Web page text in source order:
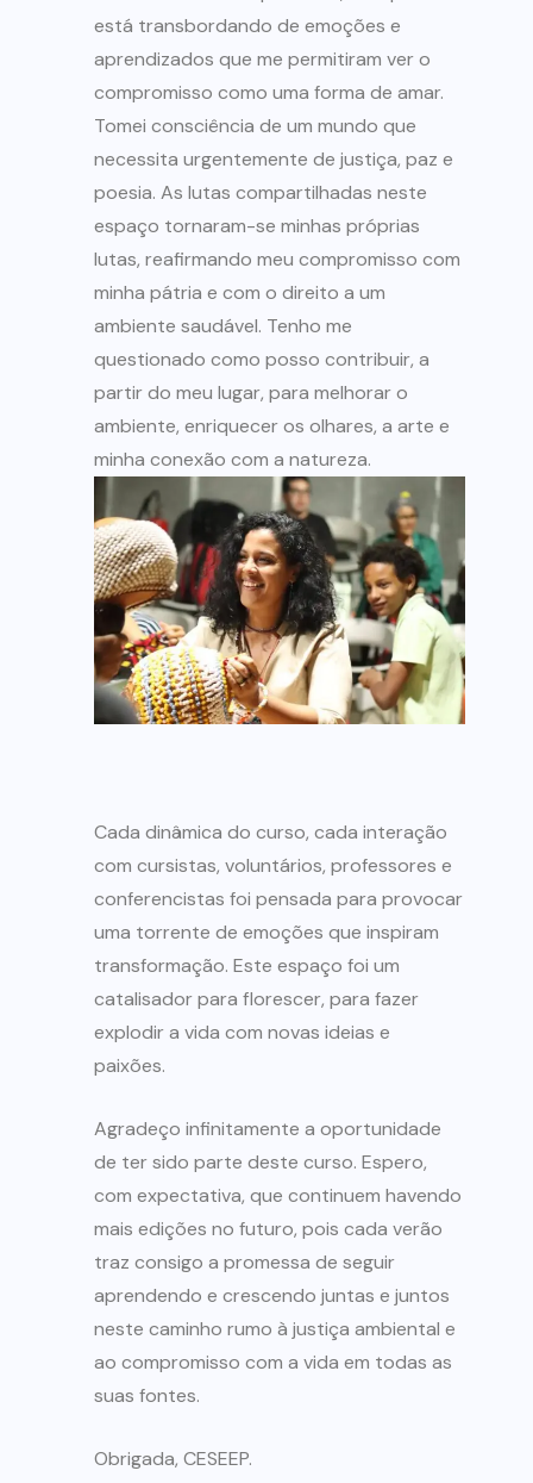
está transbordando de emoções e
aprendizados que me permitiram ver o
compromisso como uma forma de amar.
Tomei consciência de um mundo que
necessita urgentemente de justiça, paz e
poesia. As lutas compartilhadas neste
espaço tornaram-se minhas próprias
lutas, reafirmando meu compromisso com
minha pátria e com o direito a um
ambiente saudável. Tenho me
questionado como posso contribuir, a
partir do meu lugar, para melhorar o
ambiente, enriquecer os olhares, a arte e
minha conexão com a natureza.
Cada dinâmica do curso, cada interação
com cursistas, voluntários, professores e
conferencistas foi pensada para provocar
uma torrente de emoções que inspiram
transformação. Este espaço foi um
catalisador para florescer, para fazer
explodir a vida com novas ideias e
paixões.
Agradeço infinitamente a oportunidade
de ter sido parte deste curso. Espero,
com expectativa, que continuem havendo
mais edições no futuro, pois cada verão
traz consigo a promessa de seguir
aprendendo e crescendo juntas e juntos
neste caminho rumo à justiça ambiental e
ao compromisso com a vida em todas as
suas fontes.
Obrigada, CESEEP.